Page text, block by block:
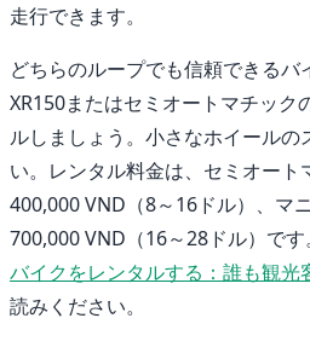
走行できます。
どちらのループでも信頼できる
XR150またはセミオートマチック
ルしましょう。小さなホイールの
い。レンタル料金は、セミオート
400,000 VND（8～16ドル）、マ
700,000 VND（16～28ドル）で
バイクをレンタルする：誰も観光
読みください。